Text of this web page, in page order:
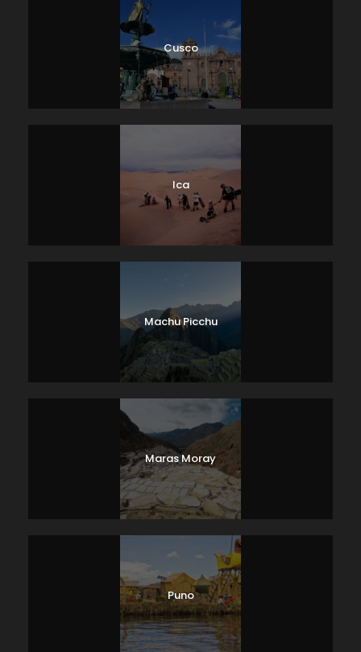
Cusco
Ica
Machu Picchu
Maras Moray
Puno